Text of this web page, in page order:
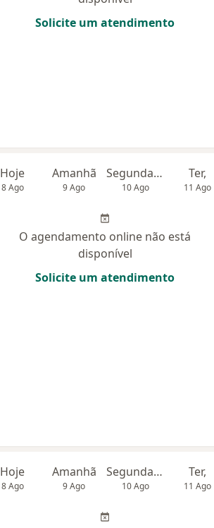
Solicite um atendimento
Hoje
8 Ago
Amanhã
9 Ago
Segunda-feira
10 Ago
Ter,
11 Ago
O agendamento online não está
disponível
Solicite um atendimento
Hoje
8 Ago
Amanhã
9 Ago
Segunda-feira
10 Ago
Ter,
11 Ago